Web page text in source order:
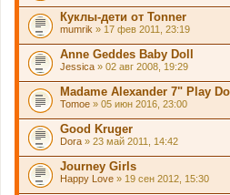
Куклы-дети от Tonner
mumrik » 17 фев 2011, 23:19
Anne Geddes Baby Doll
Jessica » 02 авг 2008, 19:29
Madame Alexander 7" Play
Tomoe » 05 июн 2016, 23:00
Good Kruger
Dora » 23 май 2011, 14:42
Journey Girls
Happy Love » 19 сен 2012, 15:30